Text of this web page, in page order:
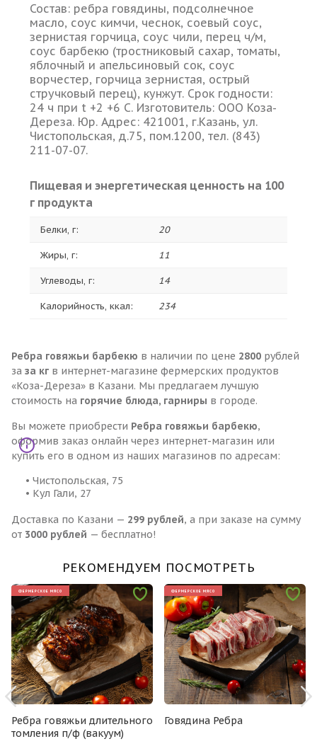
Состав: ребра говядины, подсолнечное
масло, соус кимчи, чеснок, соевый соус,
зернистая горчица, соус чили, перец ч/м,
соус барбекю (тростниковый сахар, томаты,
яблочный и апельсиновый сок, соус
ворчестер, горчица зернистая, острый
стручковый перец), кунжут. Срок годности:
24 ч при t +2 +6 C. Изготовитель: ООО Коза-
Дереза. Юр. Адрес: 421001, г.Казань, ул.
Чистопольская, д.75, пом.1200, тел. (843)
211-07-07.
Пищевая и энергетическая ценность на 100
г продукта
Белки, г: 20
Жиры, г: 11
Углеводы, г: 14
Калорийность, ккал: 234
Ребра говяжьи барбекю в наличии по цене 2800 рублей
за за кг в интернет-магазине фермерских продуктов
«Коза-Дереза» в Казани. Мы предлагаем лучшую
стоимость на горячие блюда, гарниры в городе.
Вы можете приобрести Ребра говяжьи барбекю,
оформив заказ онлайн через интернет-магазин или
купить его в одном из наших магазинов по адресам:
• Чистопольская, 75
• Кул Гали, 27
Доставка по Казани — 299 рублей, а при заказе на сумму
от 3000 рублей — бесплатно!
РЕКОМЕНДУЕМ ПОСМОТРЕТЬ
ФЕРМЕРСКОЕ МЯСО
Ребра говяжьи длительного
томления п/ф (вакуум)
ФЕРМЕРСКОЕ МЯСО
Говядина Ребра